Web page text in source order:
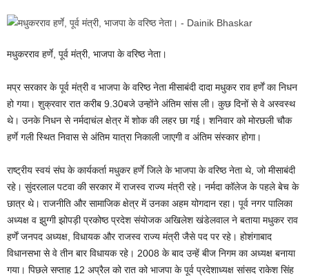
मधुकरराव हर्णे, पूर्व मंत्री, भाजपा के वरिष्ठ नेता।
मप्र सरकार के पूर्व मंत्री व भाजपा के वरिष्ठ नेता मीसाबंदी दादा मधुकर राव हर्णें का निधन
हो गया। शुक्रवार रात करीब 9.30बजे उन्होंने अंतिम सांस ली। कुछ दिनों से वे अस्वस्थ
थे। उनके निधन से नर्मदाचंल क्षेत्र में शोक की लहर छा गई। शनिवार को मोरछली चौक
हर्णे गली स्थित निवास से अंतिम यात्रा निकाली जाएगी व अंतिम संस्कार होगा।
राष्ट्रीय स्वयं संघ के कार्यकर्ता मधुकर हर्णे जिले के भाजपा के वरिष्ठ नेता थे, जो मीसाबंदी
रहे। सुंदरलाल पटवा की सरकार में राजस्व राज्य मंत्री रहे। नर्मदा कॉलेज के पहले बेच के
छात्र थे। राजनीति और सामाजिक क्षेत्र में उनका अहम योगदान रहा। पूर्व नगर पालिका
अध्यक्ष व झुग्गी झोपड़ी प्रकोष्ठ प्रदेश संयोजक अखिलेश खंडेलवाल ने बताया मधुकर राव
हर्णें जनपद अध्यक्ष, विधायक और राजस्व राज्य मंत्री जैसे पद पर रहे। होशंगाबाद
विधानसभा से वे तीन बार विधायक रहे। 2008 के बाद उन्हें बीज निगम का अध्यक्ष बनाया
गया। पिछले सप्ताह 12 अप्रैल को रात को भाजपा के पूर्व प्रदेशाध्यक्ष सांसद राकेश सिंह